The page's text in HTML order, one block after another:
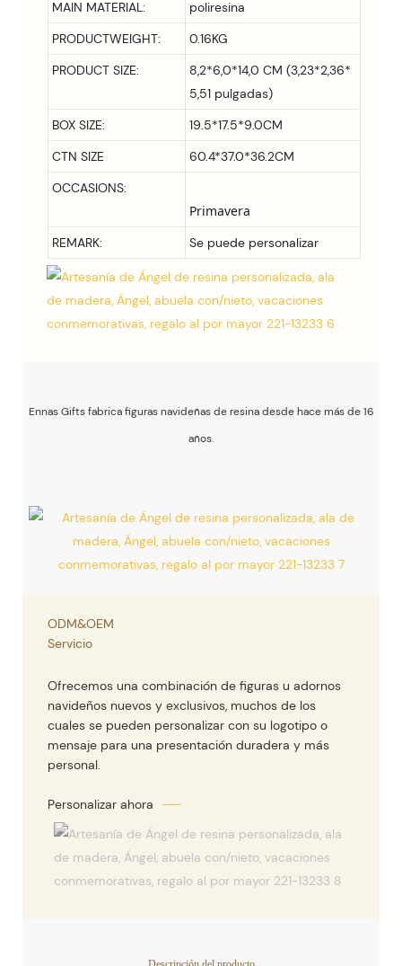
MAIN MATERIAL:
poliresina
PRODUCTWEIGHT:
0.16KG
PRODUCT SIZE:
8,2*6,0*14,0 CM (3,23*2,36*
5,51 pulgadas)
BOX SIZE:
19.5*17.5*9.0CM
CTN SIZE
60.4*37.0*36.2CM
OCCASIONS:
REMARK: Se puede personalizar
Ennas Gifts fabrica figuras navideñas de resina desde hace más de 16
años.
ODM&OEM
Servicio
Ofrecemos una combinación de figuras u adornos
navideños nuevos y exclusivos, muchos de los
cuales se pueden personalizar con su logotipo o
mensaje para una presentación duradera y más
personal.